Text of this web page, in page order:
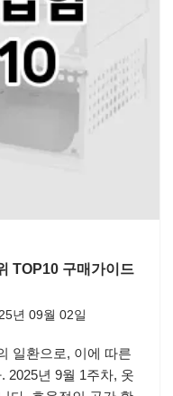
TOP10 구매가이드
년 09월 02일
일환으로, 이에 따른
2025년 9월 1주차, 옷